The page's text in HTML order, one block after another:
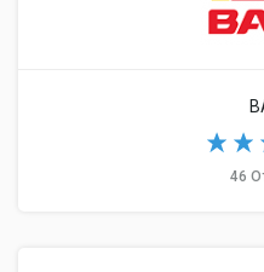
46